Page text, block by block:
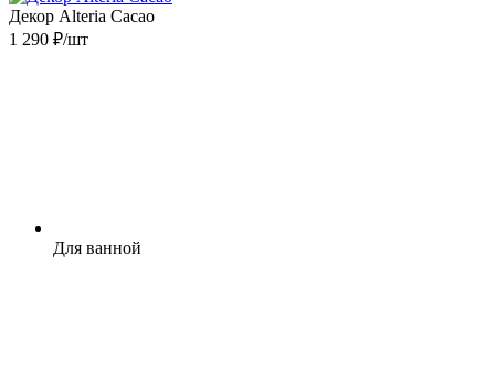
Декор Alteria Cacao
1 290 ₽/шт
Для ванной